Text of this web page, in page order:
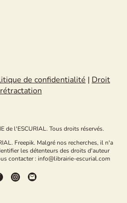
de confidentialité | Droit
de l'ESCURIAL. Tous droits réservés.
Freepik. Malgré nos recherches, il n'a
les détenteurs des droits d'auteur
contacter : info@librairie-escurial.com